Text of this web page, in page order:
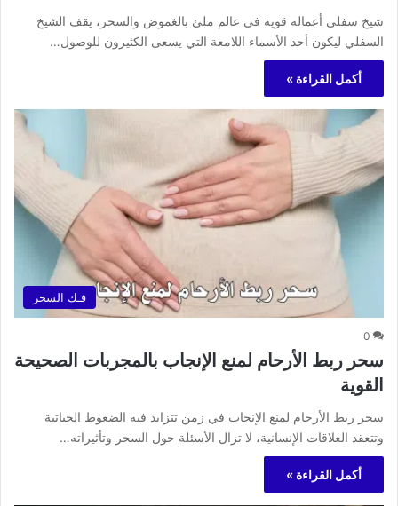
شيخ سفلي أعماله قوية في عالم ملئ بالغموض والسحر، يقف الشيخ
السفلي ليكون أحد الأسماء اللامعة التي يسعى الكثيرون للوصول…
أكمل القراءة »
فـك السحر
0
سحر ربط الأرحام لمنع الإنجاب بالمجربات الصحيحة
القوية
سحر ربط الأرحام لمنع الإنجاب في زمن تتزايد فيه الضغوط الحياتية
وتتعقد العلاقات الإنسانية، لا تزال الأسئلة حول السحر وتأثيراته…
أكمل القراءة »